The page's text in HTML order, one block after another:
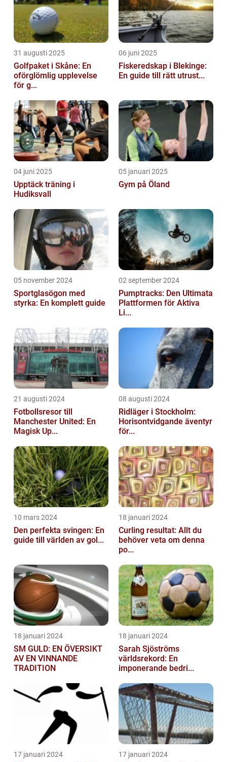
31 augusti 2025
Golfpaket i Skåne: En
oförglömlig upplevelse
för g...
06 juni 2025
Fiskeredskap i Blekinge:
En guide till rätt utrust...
04 juni 2025
Upptäck träning i
Hudiksvall
05 januari 2025
Gym på Öland
05 november 2024
Sportglasögon med
styrka: En komplett guide
02 september 2024
Pumptracks: Den Ultimata
Plattformen för Aktiva
Li...
21 augusti 2024
Fotbollsresor till
Manchester United: En
Magisk Up...
08 augusti 2024
Ridläger i Stockholm:
Horisontvidgande äventyr
för...
10 mars 2024
Den perfekta svingen: En
guide till världen av gol...
18 januari 2024
Curling resultat: Allt du
behöver veta om denna
po...
18 januari 2024
SM GULD: EN ÖVERSIKT
AV EN VINNANDE
TRADITION
18 januari 2024
Sarah Sjöströms
världsrekord: En
imponerande bedri...
17 januari 2024 17 januari 2024